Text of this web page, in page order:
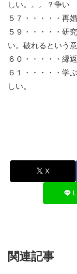
しい。。。？争い
５７・・・・・再
５９・・・・・研
い。破れるという意
６０・・・・・縁
６１・・・・・学
しい。
X
関連記事